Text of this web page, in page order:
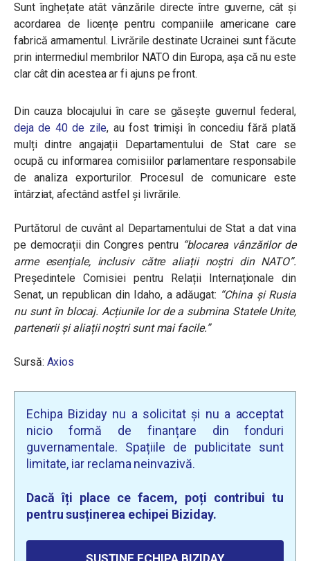
Sunt înghețate atât vânzările directe între guverne, cât și
acordarea de licențe pentru companiile americane care
fabrică armamentul. Livrările destinate Ucrainei sunt făcute
prin intermediul membrilor NATO din Europa, așa că nu este
clar cât din acestea ar fi ajuns pe front.
Din cauza blocajului în care se găsește guvernul federal,
deja de 40 de zile, au fost trimiși în concediu fără plată
mulți dintre angajații Departamentului de Stat care se
ocupă cu informarea comisiilor parlamentare responsabile
de analiza exporturilor. Procesul de comunicare este
întârziat, afectând astfel și livrările.
Purtătorul de cuvânt al Departamentului de Stat a dat vina
pe democrații din Congres pentru “blocarea vânzărilor de
arme esențiale, inclusiv către aliații noștri din NATO”.
Președintele Comisiei pentru Relații Internaționale din
Senat, un republican din Idaho, a adăugat: “China și Rusia
nu sunt în blocaj. Acțiunile lor de a submina Statele Unite,
partenerii și aliații noștri sunt mai facile.”
Sursă: Axios
Echipa Biziday nu a solicitat și nu a acceptat
nicio formă de finanțare din fonduri
guvernamentale. Spațiile de publicitate sunt
limitate, iar reclama neinvazivă.
Dacă îți place ce facem, poți contribui tu
pentru susținerea echipei Biziday.
SUSȚINE ECHIPA BIZIDAY